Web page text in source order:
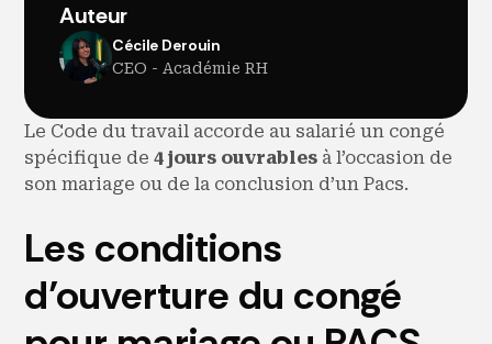
Le Code du travail accorde au salarié un congé
spécifique de4 jours ouvrables à l’occasion de
son mariage ou de la conclusion d’un Pacs.
Les conditions
d’ouverture du congé
Auteur
Cécile Derouin
CEO - Académie RH